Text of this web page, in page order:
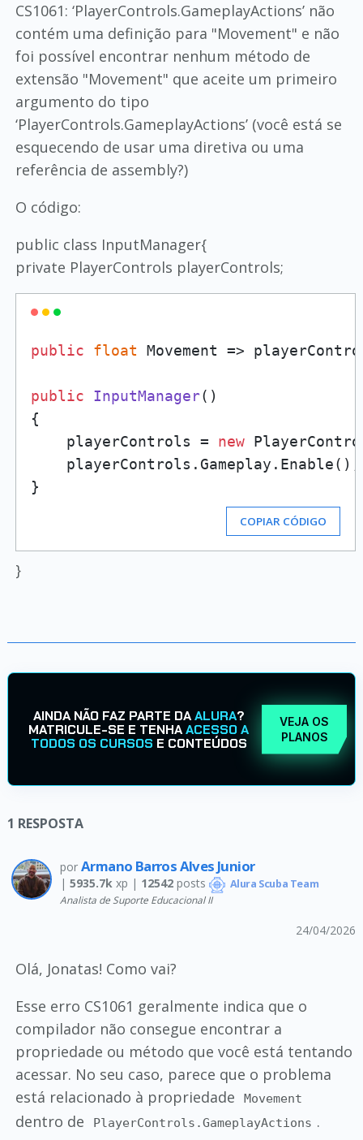
CS1061: ‘PlayerControls.GameplayActions’ não
contém uma definição para "Movement" e não
foi possível encontrar nenhum método de
extensão "Movement" que aceite um primeiro
argumento do tipo
‘PlayerControls.GameplayActions’ (você está se
esquecendo de usar uma diretiva ou uma
referência de assembly?)
O código:
public class InputManager{
private PlayerControls playerControls;
public float Movement =>
public InputManager()
{
    playerControls =
new
    playerControls.Gameplay.Enable();
COPIAR CÓDIGO
}
AINDA NÃO FAZ PARTE DAALURA?
MATRICULE-SE E TENHAACESSO A
TODOS OS CURSOS E CONTEÚDOS
VEJA OS
PLANOS
1 RESPOSTA
por Armano Barros Alves Junior
| 5935.7kxp | 12542posts Alura Scuba Team
Analista de Suporte Educacional II
24/04/2026
Olá, Jonatas! Como vai?
Esse erro CS1061 geralmente indica que o
compilador não consegue encontrar a
propriedade ou método que você está tentando
acessar. No seu caso, parece que o problema
está relacionado à propriedade
Movement
dentro de PlayerControls.GameplayActions .